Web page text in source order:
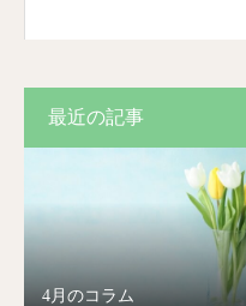
最近の記事
4月のコラム